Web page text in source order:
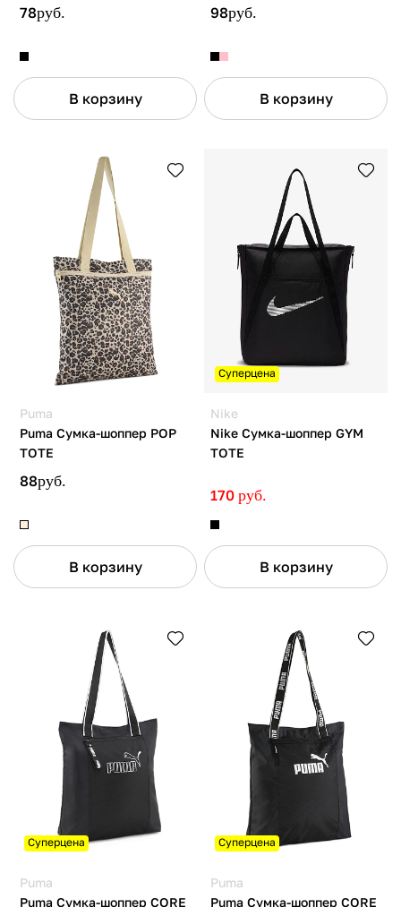
78руб.
В корзину
98руб.
В корзину
Puma
Puma Сумка-шоппер POP
TOTE
88руб.
В корзину
Суперцена
Nike
Nike Сумка-шоппер GYM
TOTE
170 руб.
В корзину
Суперцена
Puma
Puma Сумка-шоппер CORE
Суперцена
Puma
Puma Сумка-шоппер CORE